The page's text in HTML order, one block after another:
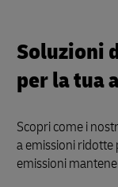
Soluzioni
per la tua
Scopri come i
a emissioni
emissioni